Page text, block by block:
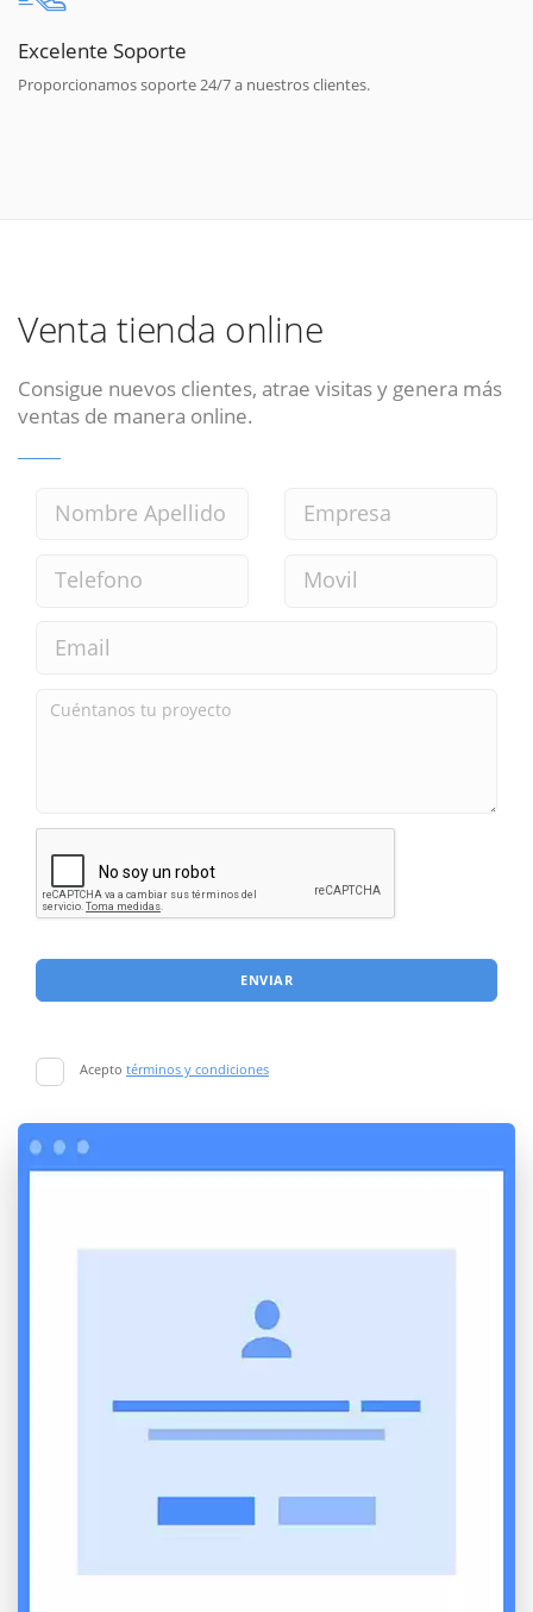
Excelente Soporte
Proporcionamos soporte 24/7 a nuestros clientes.
Venta tienda online
Consigue nuevos clientes, atrae visitas y genera más
ventas de manera online.
ENVIAR
Acepto términos y condiciones